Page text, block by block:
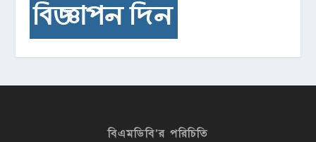
বিএমডিবি’র পরিচিতি